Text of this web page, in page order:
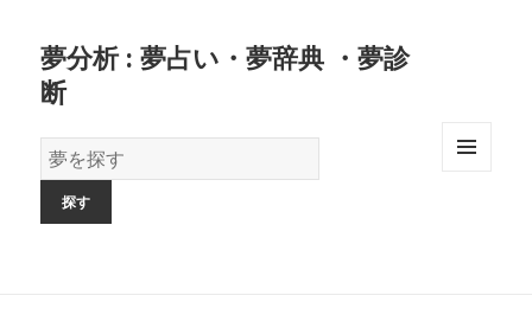
夢分析 : 夢占い・夢辞典 ・夢診
断
夢
の